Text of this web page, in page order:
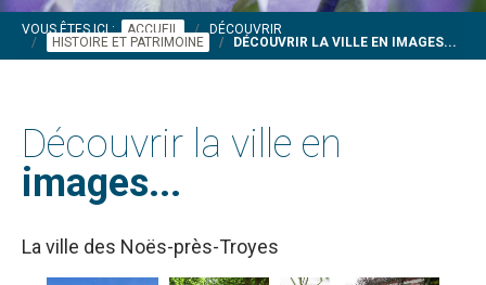
VOUS ÊTES ICI : ACCUEIL
DÉCOUVRIR
HISTOIRE ET PATRIMOINE
DÉCOUVRIR LA VILLE EN IMAGES...
Découvrir la ville en
images...
La ville des Noës-près-Troyes